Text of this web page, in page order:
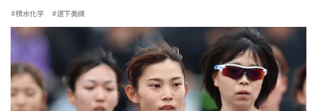
#積水化学 #道下美槻